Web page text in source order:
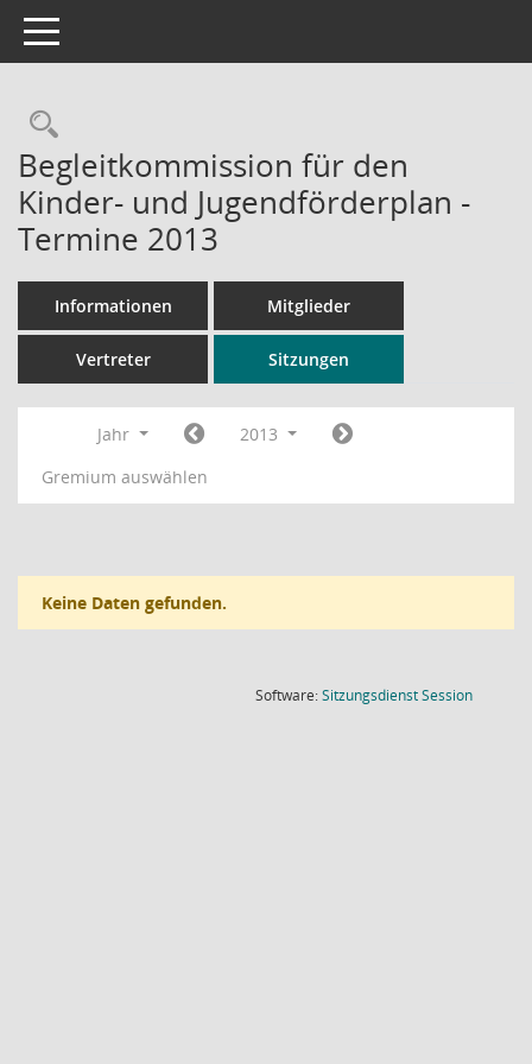
Toggle navigation
Rechercheauswahl
Begleitkommission für den
Kinder- und Jugendförderplan -
Termine 2013
Informationen Mitglieder
Vertreter Sitzungen
Jahr
2013
Gremium auswählen
Keine Daten gefunden.
Software:SitzungsdienstSession(Wird in